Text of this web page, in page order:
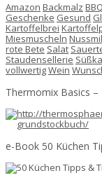
Amazon Backmalz BBQ
Geschenke Gesund
Kartoffelbrei
Miesmuscheln
rote Bete Salat
Staudensellerie
vollwertigWein
Thermomix Basics
e-Book 50 Küchen